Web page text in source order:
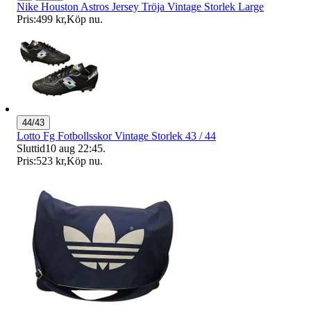
Nike Houston Astros Jersey Tröja Vintage Storlek Large
Pris:499 kr,Köp nu.
44/43
Lotto Fg Fotbollsskor Vintage Storlek 43 / 44
Sluttid10 aug 22:45.
Pris:523 kr,Köp nu.